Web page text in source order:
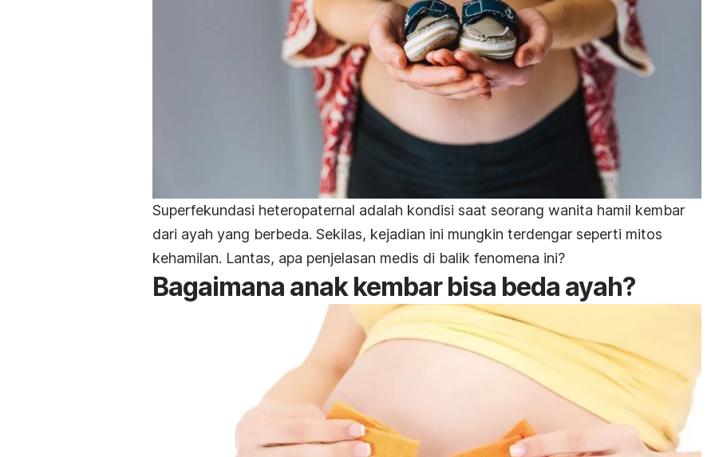
Superfekundasi heteropaternal adalah kondisi saat seorang wanita hamil kembar
dari ayah yang berbeda. Sekilas, kejadian ini mungkin terdengar seperti mitos
kehamilan. Lantas, apa penjelasan medis di balik fenomena ini?
Bagaimana anak kembar bisa beda ayah?